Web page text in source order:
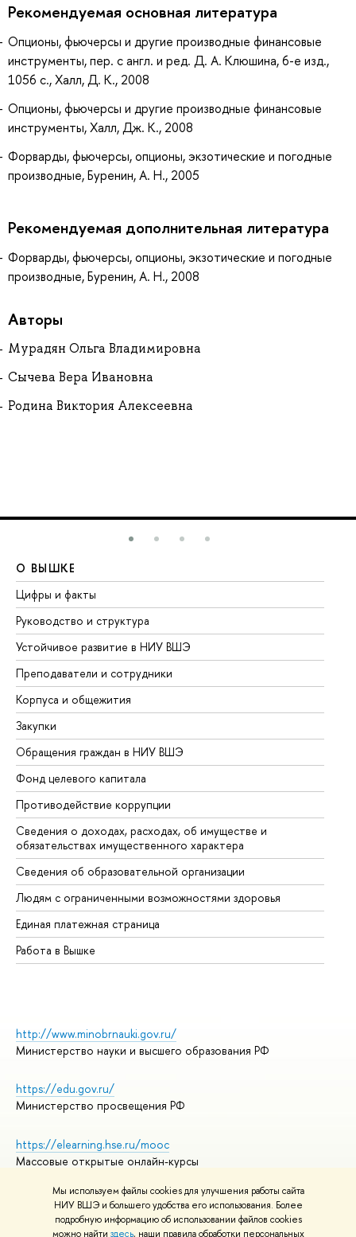
Мы используем файлы cookies для улучшения работы сайта
НИУ ВШЭ и большего удобства его использования. Более
подробную информацию об использовании файлов cookies
можно найти здесь, наши правила обработки персональных
Рекомендуемая основная литература
Опционы, фьючерсы и другие производные финансовые
инструменты, пер. с англ. и ред. Д. А. Клюшина, 6-е изд.,
1056 с., Халл, Д. К., 2008
Опционы, фьючерсы и другие производные финансовые
инструменты, Халл, Дж. К., 2008
Форварды, фьючерсы, опционы, экзотические и погодные
производные, Буренин, А. Н., 2005
Рекомендуемая дополнительная литература
Форварды, фьючерсы, опционы, экзотические и погодные
производные, Буренин, А. Н., 2008
Авторы
Мурадян Ольга Владимировна
Сычева Вера Ивановна
Родина Виктория Алексеевна
О ВЫШКЕ
Цифры и факты
Руководство и структура
Устойчивое развитие в НИУ ВШЭ
Преподаватели и сотрудники
Корпуса и общежития
Закупки
Обращения граждан в НИУ ВШЭ
Фонд целевого капитала
Противодействие коррупции
Сведения о доходах, расходах, об имуществе и
обязательствах имущественного характера
Сведения об образовательной организации
Людям с ограниченными возможностями здоровья
Единая платежная страница
Работа в Вышке
http://www.minobrnauki.gov.ru/
Министерство науки и высшего образования РФ
https://edu.gov.ru/
Министерство просвещения РФ
https://elearning.hse.ru/mooc
Массовые открытые онлайн-курсы
© НИУ ВШЭ 1993–2026
Адреса и контакты